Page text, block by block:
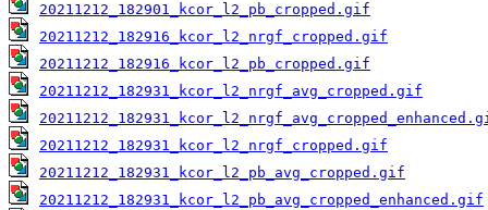
20211212_182901_kcor_l2_pb_cropped.gif
20211212_182916_kcor_l2_nrgf_cropped.gif
20211212_182916_kcor_l2_pb_cropped.gif
20211212_182931_kcor_l2_nrgf_avg_cropped.gif
20211212_182931_kcor_l2_nrgf_cropped.gif
20211212_182931_kcor_l2_pb_avg_cropped.gif
20211212_182931_kcor_l2_pb_avg_cropped_enhanced.gif